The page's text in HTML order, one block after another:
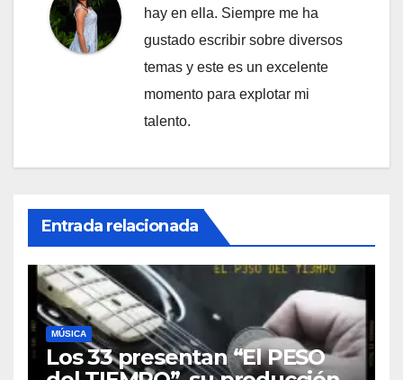
hay en ella. Siempre me ha
gustado escribir sobre diversos
temas y este es un excelente
momento para explotar mi
talento.
Entrada relacionada
MÚSICA
Los 33 presentan “El PESO